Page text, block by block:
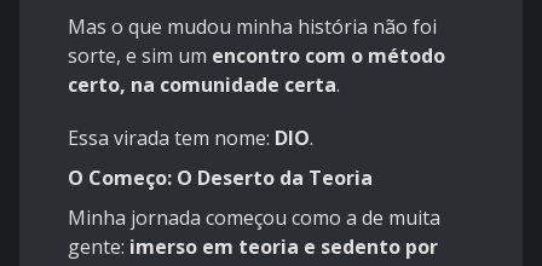
Mas o que mudou minha história não foi
sorte, e sim um encontro com o método
certo, na comunidade certa.
Essa virada tem nome: DIO.
O Começo: O Deserto da Teoria
Minha jornada começou como a de muita
gente: imerso em teoria e sedento por